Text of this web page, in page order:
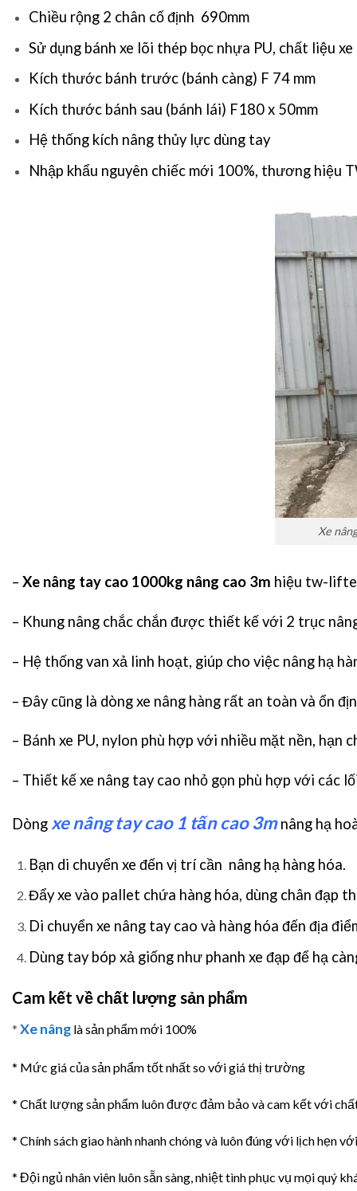
Chiều rộng 2 chân cố định 690mm
Sử dụng bánh xe lõi thép bọc nhựa PU, chất liệu
Kích thước bánh trước (bánh càng) F 74 mm
Kích thước bánh sau (bánh lái) F180 x 50mm
Hệ thống kích nâng thủy lực dùng tay
Nhập khẩu nguyên chiếc mới 100%, thương hiệu
Xe
– Xe nâng tay cao 1000kg nâng cao 3m hiệu tw-
– Khung nâng chắc chắn được thiết kế với 2 trục
– Hệ thống van xả linh hoạt, giúp cho việc nâng hạ
– Đây cũng là dòng xe nâng hàng rất an toàn và ổn
– Bánh xe PU, nylon phù hợp với nhiều mặt nền, hạn
– Thiết kế xe nâng tay cao nhỏ gọn phù hợp với các
Dòng xe nâng tay cao 1 tấn cao 3m nâng hạ
Bạn di chuyển xe đến vị trí cần nâng hạ hàng hóa.
Đẩy xe vào pallet chứa hàng hóa, dùng chân đạp
Di chuyển xe nâng tay cao và hàng hóa đến địa
Dùng tay bóp xả giống như phanh xe đạp để hạ
Cam kết về chất lượng sản phẩm
* Xe nâng là sản phẩm mới 100%
* Mức giá của sản phẩm tốt nhất so với giá thị trường
* Chất lượng sản phẩm luôn được đảm bảo và cam kết với
* Chính sách giao hành nhanh chóng và luôn đúng với lịch hẹn
* Đội ngủ nhân viên luôn sẵn sàng, nhiệt tình phục vụ mọi quý